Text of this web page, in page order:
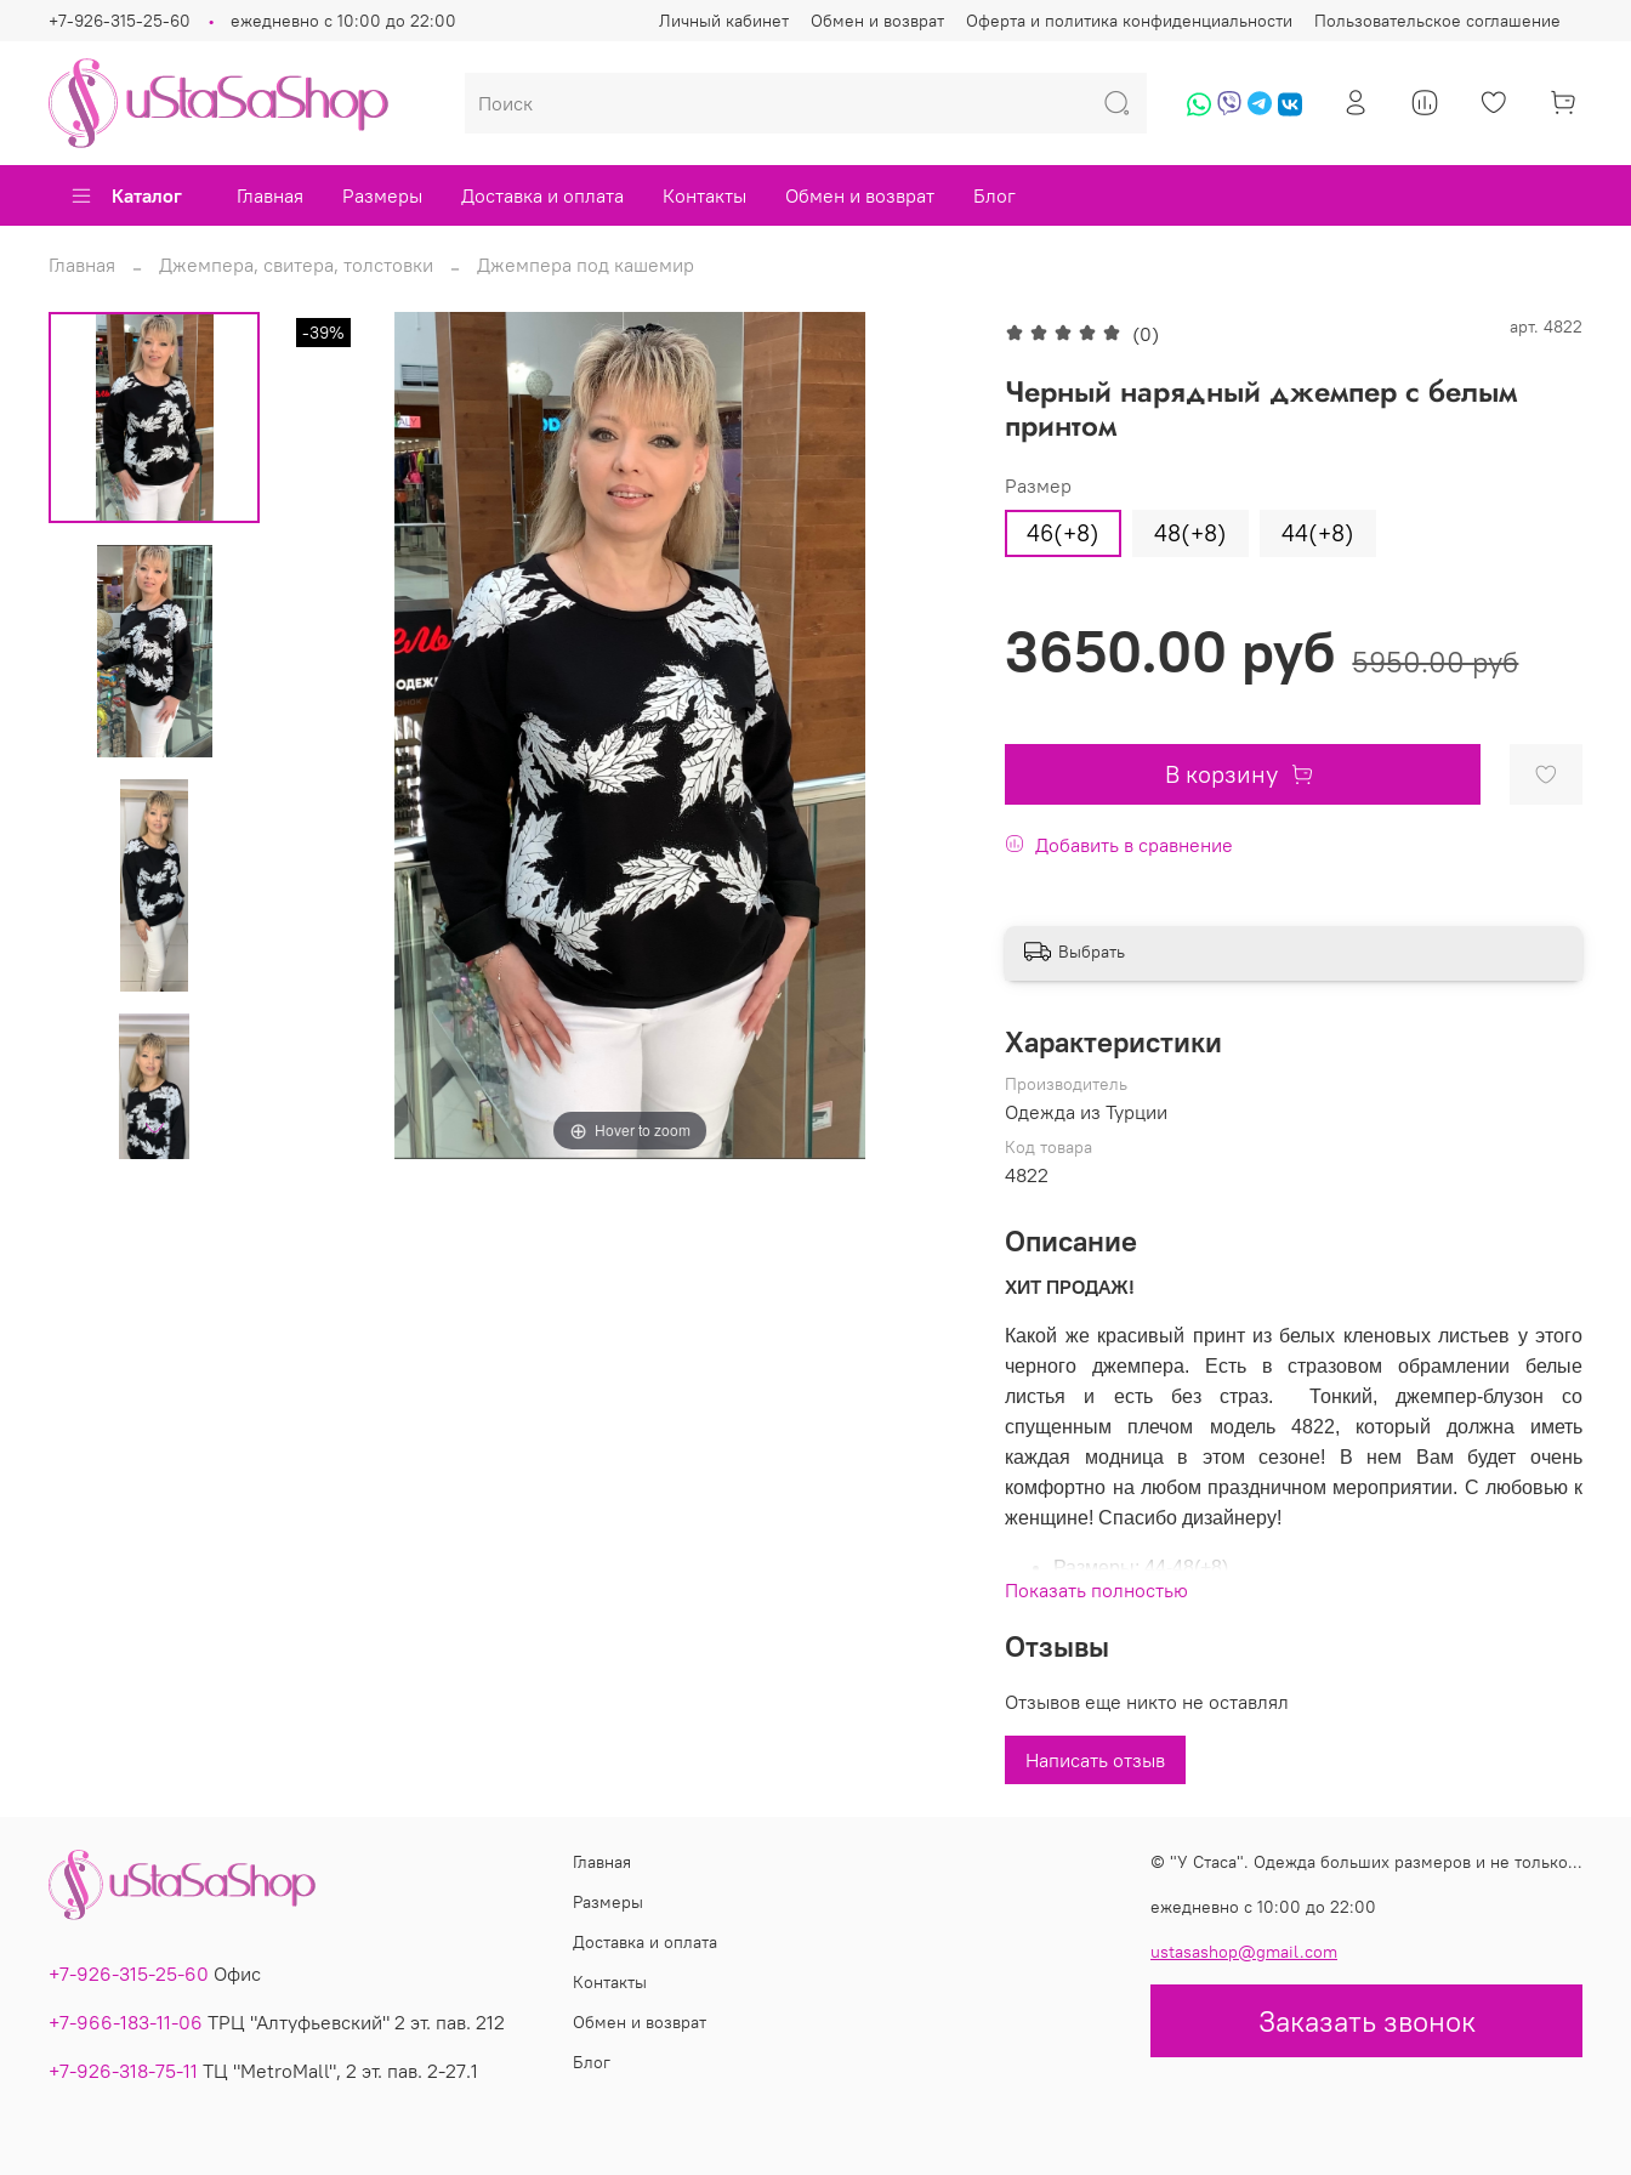
Личный кабинет Обмен и возврат Оферта и политика конфиденциальности Пользовательское соглашение
+7-926-315-25-60 ежедневно с 10:00 до 22:00
Каталог Главная Размеры Доставка и оплата Контакты Обмен и возврат Блог
Главная Джемпера, свитера, толстовки Джемпера под кашемир
Hover to zoom
-39% (0) арт. 4822
Черный нарядный джемпер с белым
принтом
Размер
46(+8) 48(+8) 44(+8)
3650.00 руб 5950.00 руб
В корзину
Добавить в сравнение
Выбрать
Характеристики
Производитель
Одежда из Турции
Код товара
4822
Описание
ХИТ ПРОДАЖ!
Какой же красивый принт из белых кленовых листьев у этого
черного джемпера. Есть в стразовом обрамлении белые
листья и есть без страз. Тонкий, джемпер-блузон со
спущенным плечом модель 4822, который должна иметь
каждая модница в этом сезоне! В нем Вам будет очень
комфортно на любом праздничном мероприятии. С любовью к
женщине! Спасибо дизайнеру!
Размеры: 44-48(+8)
Состав: 90%котон,10%эластан
модель 4822 в магазинах У Стаса. Модель 4822: описание, фото,
состав, производитель.
Показать полностью
Отзывы
Отзывов еще никто не оставлял
Написать отзыв
Главная
Размеры
Доставка и оплата
Контакты
Обмен и возврат
Блог
© "У Стаса". Одежда больших размеров и не только...
ежедневно с 10:00 до 22:00
ustasashop@gmail.com
Заказать звонок
+7-926-315-25-60 Офис
+7-966-183-11-06 ТРЦ "Алтуфьевский" 2 эт. пав. 212
+7-926-318-75-11 ТЦ "MetroMall", 2 эт. пав. 2-27.1